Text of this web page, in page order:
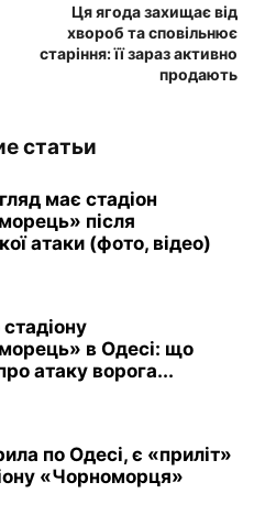
Ця ягода захищає від
хвороб та сповільнює
старіння: її зараз активно
продають
статьи
має стадіон
після
атаки (фото, відео)
в Одесі: що
атаку ворога...
по Одесі, є «приліт»
«Чорноморця»